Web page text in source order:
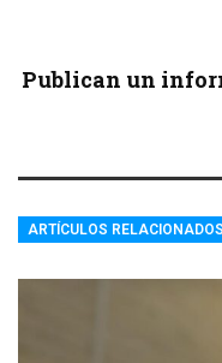
Publican un
ARTÍCULOS RELACIONADOS